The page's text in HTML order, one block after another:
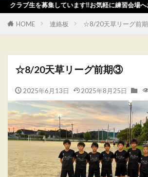
ブ生を募集しています‼️お気軽に練習会場へお越し
HOME 連絡板 ☆8/20天草リーグ前
☆8/20天草リーグ前期③
2025年6月13日 2025年8月25日